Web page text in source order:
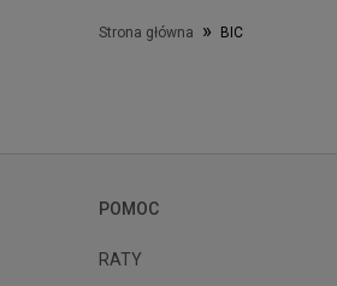
test
Strona główna » BIC
POMOC
RATY